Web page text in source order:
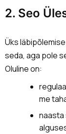
2. Seo
Üks
seda, aga pole
Oluline on:
me
naasta